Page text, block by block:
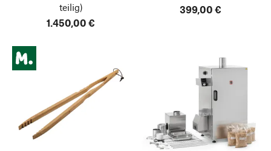
teilig)
1.450,00 €
399,00 €